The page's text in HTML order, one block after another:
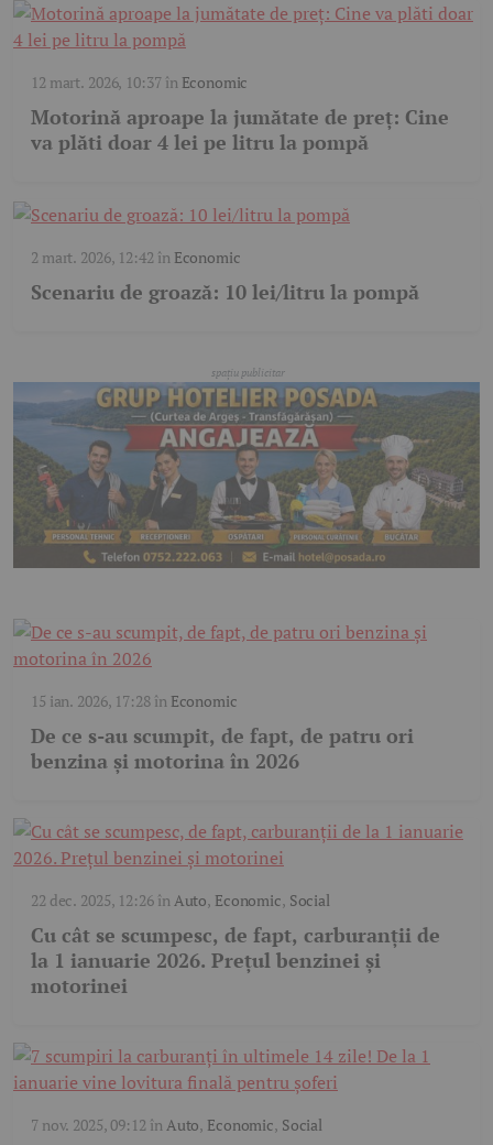
12 mart. 2026, 10:37în Economic
Motorină aproape la jumătate de preț: Cine
va plăti doar 4 lei pe litru la pompă
2 mart. 2026, 12:42 în Economic
Scenariu de groază: 10 lei/litru la pompă
15 ian. 2026, 17:28în Economic
De ce s-au scumpit, de fapt, de patru ori
benzina și motorina în 2026
22 dec. 2025, 12:26înAuto, Economic, Social
Cu cât se scumpesc, de fapt, carburanții de
la 1 ianuarie 2026. Prețul benzinei și
motorinei
7 nov. 2025, 09:12 înAuto, Economic, Social